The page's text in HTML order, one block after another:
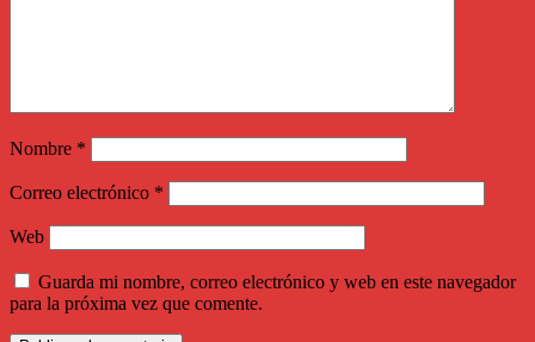
Nombre *
Correo electrónico *
Web
Guarda mi nombre, correo electrónico y web en este navegador
para la próxima vez que comente.